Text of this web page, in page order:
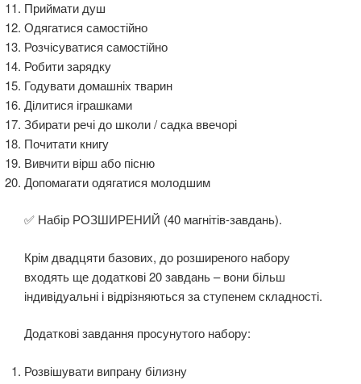
Приймати душ
Одягатися самостійно
Розчісуватися самостійно
Робити зарядку
Годувати домашніх тварин
Ділитися іграшками
Збирати речі до школи / садка ввечорі
Почитати книгу
Вивчити вірш або пісню
Допомагати одягатися молодшим
✅ Набір РОЗШИРЕНИЙ (40 магнітів-завдань).
Крім двадцяти базових, до розширеного набору
входять ще додаткові 20 завдань – вони більш
індивідуальні і відрізняються за ступенем складності.
Додаткові завдання просунутого набору:
Розвішувати випрану білизну